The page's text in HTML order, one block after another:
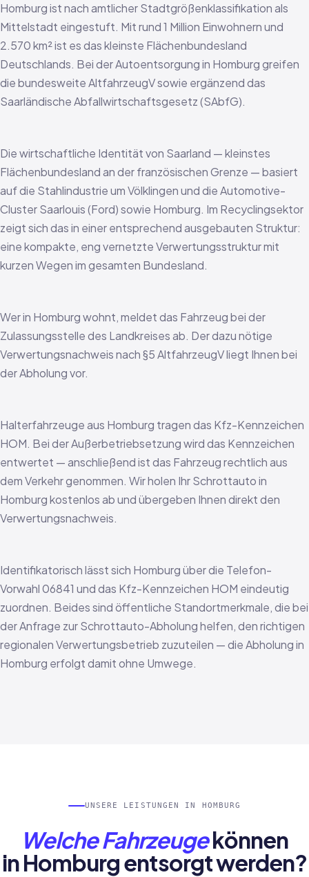
Homburg ist nach amtlicher Stadtgrößenklassifikation als
Mittelstadt eingestuft. Mit rund 1 Million Einwohnern und
2.570 km² ist es das kleinste Flächenbundesland
Deutschlands. Bei der Autoentsorgung in Homburg greifen
die bundesweite AltfahrzeugV sowie ergänzend das
Saarländische Abfallwirtschaftsgesetz (SAbfG).
Die wirtschaftliche Identität von Saarland — kleinstes
Flächenbundesland an der französischen Grenze — basiert
auf die Stahlindustrie um Völklingen und die Automotive-
Cluster Saarlouis (Ford) sowie Homburg. Im Recyclingsektor
zeigt sich das in einer entsprechend ausgebauten Struktur:
eine kompakte, eng vernetzte Verwertungsstruktur mit
kurzen Wegen im gesamten Bundesland.
Wer in Homburg wohnt, meldet das Fahrzeug bei der
Zulassungsstelle des Landkreises ab. Der dazu nötige
Verwertungsnachweis nach §5 AltfahrzeugV liegt Ihnen bei
der Abholung vor.
Halterfahrzeuge aus Homburg tragen das Kfz-Kennzeichen
HOM. Bei der Außerbetriebsetzung wird das Kennzeichen
entwertet — anschließend ist das Fahrzeug rechtlich aus
dem Verkehr genommen. Wir holen Ihr Schrottauto in
Homburg kostenlos ab und übergeben Ihnen direkt den
Verwertungsnachweis.
Identifikatorisch lässt sich Homburg über die Telefon-
Vorwahl 06841 und das Kfz-Kennzeichen HOM eindeutig
zuordnen. Beides sind öffentliche Standortmerkmale, die bei
der Anfrage zur Schrottauto-Abholung helfen, den richtigen
regionalen Verwertungsbetrieb zuzuteilen — die Abholung in
Homburg erfolgt damit ohne Umwege.
UNSERE LEISTUNGEN IN HOMBURG
Welche Fahrzeugekönnen
in Homburg entsorgt werden?